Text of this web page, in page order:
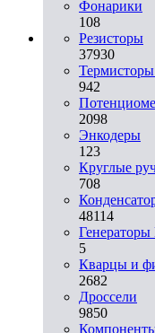
Фонарики
108
Резисторы
37930
942
2098
Энкодеры
123
Круглые
708
48114
5
Кварцы и
2682
Дроссели
9850